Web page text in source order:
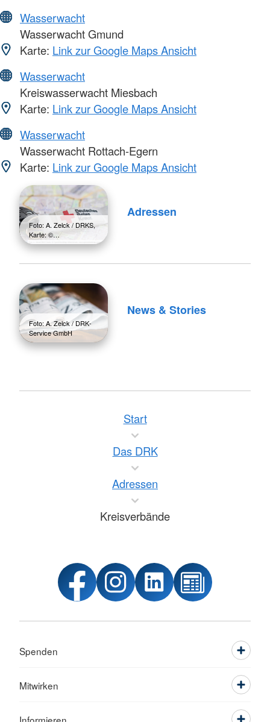
Wasserwacht
Wasserwacht Gmund
Karte: Link zur Google Maps Ansicht
Wasserwacht
Kreiswasserwacht Miesbach
Karte: Link zur Google Maps Ansicht
Wasserwacht
Wasserwacht Rottach-Egern
Karte: Link zur Google Maps Ansicht
Foto: A. Zelck / DRKS,
Karte: ©…
Adressen
Foto: A. Zelck / DRK-
Service GmbH
News & Stories
Start
Das DRK
Adressen
Kreisverbände
Spenden
Mitwirken